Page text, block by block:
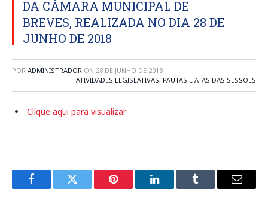
DA CÂMARA MUNICIPAL DE
BREVES, REALIZADA NO DIA 28 DE
JUNHO DE 2018
POR ADMINISTRADOR ON 28 DE JUNHO DE 2018
ATIVIDADES LEGISLATIVAS, PAUTAS E ATAS DAS SESSÕES
Clique aqui para visualizar
FacebookTwitter Pinterest LinkedInTumblr
E-